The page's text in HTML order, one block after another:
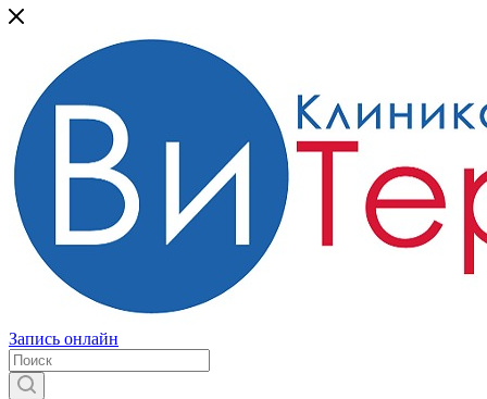
Запись онлайн